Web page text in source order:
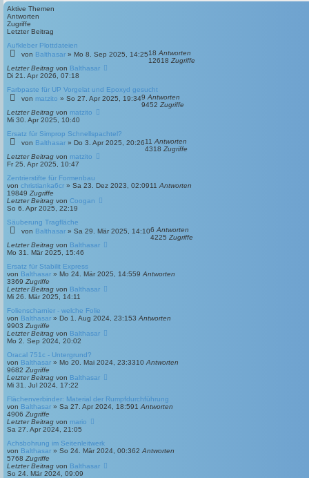
B
e
i
t
r
g
Aktive Themen
Antworten
Zugriffe
Letzter Beitrag
Aufkleber Plottdateien
von Balthasar » Mo 8. Sep 2025, 14:2518 Antworten
12618 Zugriffe
Letzter Beitrag von Balthasar
Di 21. Apr 2026, 07:18
Farbpaste für UP Vorgelat und Epoxyd gesucht
von matzito » So 27. Apr 2025, 19:349 Antworten
9452 Zugriffe
Letzter Beitrag von matzito
Mi 30. Apr 2025, 10:40
Ersatz für Simprop Schnellspachtel?
von Balthasar » Do 3. Apr 2025, 20:2611 Antworten
4318 Zugriffe
Letzter Beitrag von matzito
Fr 25. Apr 2025, 10:47
Zentrierstifte für Formenbau
von christianka6cr » Sa 23. Dez 2023, 02:0911 Antworten
19849 Zugriffe
Letzter Beitrag von Coogan
So 6. Apr 2025, 22:19
Säuberung Tragfläche
von Balthasar » Sa 29. Mär 2025, 14:106 Antworten
4225 Zugriffe
Letzter Beitrag von Balthasar
Mo 31. Mär 2025, 15:46
Ersatz für Stabilit Express
von Balthasar » Mo 24. Mär 2025, 14:559 Antworten
3369 Zugriffe
Letzter Beitrag von Balthasar
Mi 26. Mär 2025, 14:11
Folienscharnier - welche Folie
von Balthasar » Do 1. Aug 2024, 23:153 Antworten
9903 Zugriffe
Letzter Beitrag von Balthasar
Mo 2. Sep 2024, 20:02
Oracal 751c - Untergrund?
von Balthasar » Mo 20. Mai 2024, 23:3310 Antworten
9682 Zugriffe
Letzter Beitrag von Balthasar
Mi 31. Jul 2024, 17:22
Flächenverbinder: Material der Rumpfdurchführung
von Balthasar » Sa 27. Apr 2024, 18:591 Antworten
4906 Zugriffe
Letzter Beitrag von mario
Sa 27. Apr 2024, 21:05
Achsbohrung im Seitenleitwerk
von Balthasar » So 24. Mär 2024, 00:362 Antworten
5768 Zugriffe
Letzter Beitrag von Balthasar
So 24. Mär 2024, 09:09